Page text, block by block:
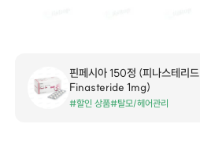
핀페시아 150정 (피나스테리드
Finasteride 1mg)
#할인 상품#탈모/헤어관리